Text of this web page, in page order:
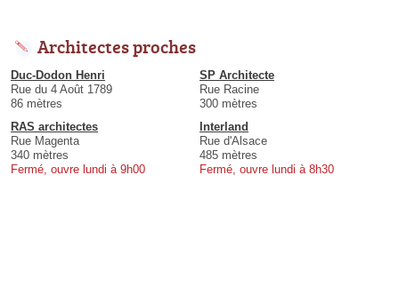
Architectes proches
Duc-Dodon Henri
Rue du 4 Août 1789
86 mètres
SP Architecte
Rue Racine
300 mètres
RAS architectes
Rue Magenta
340 mètres
Fermé, ouvre lundi à 9h00
Interland
Rue d'Alsace
485 mètres
Fermé, ouvre lundi à 8h30